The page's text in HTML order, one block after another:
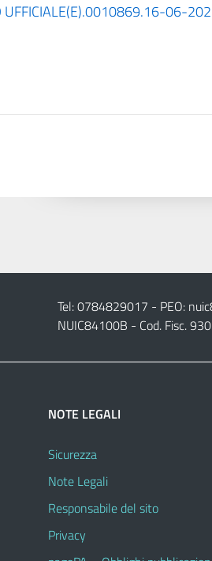
UFFICIALE(E).0010869.16-06-
Tel: 0784829017 - PEO:
NUIC84100B - Cod. Fisc.
NOTE LEGALI
Sicurezza
Note Legali
Responsabile del sito
Privacy